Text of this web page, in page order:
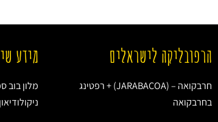
הרפובליקה לישראלים
חרבקואה – (JARABACOA) + רפטינג
בחרבקואה
מידע
מלון בוב
ניקולודיאון